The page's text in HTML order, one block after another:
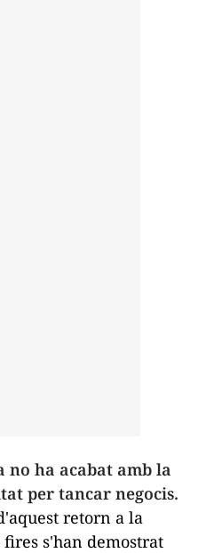
ha acabat amb la
per tancar negocis.
retorn a la
s'han demostrat